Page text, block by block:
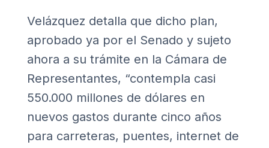
Velázquez detalla que dicho plan,
aprobado ya por el Senado y sujeto
ahora a su trámite en la Cámara de
Representantes, “contempla casi
550.000 millones de dólares en
nuevos gastos durante cinco años
para carreteras, puentes, internet de